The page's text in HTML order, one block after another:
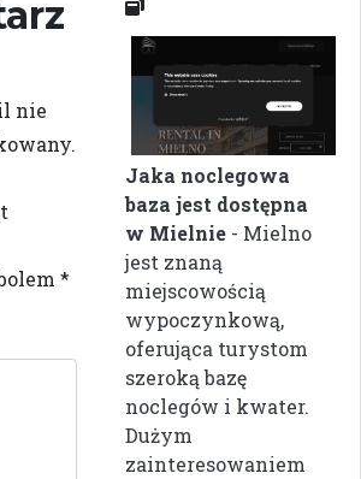
nie
*
Jaka noclegowa
baza jest dostępna
w Mielnie - Mielno
jest znaną
miejscowością
wypoczynkową,
oferująca turystom
szeroką bazę
noclegów i kwater.
Dużym
zainteresowaniem